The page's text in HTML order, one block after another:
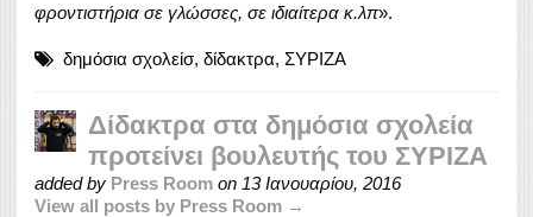
φροντιστήρια σε γλώσσες, σε ιδιαίτερα κ.λπ».
δημόσια σχολείσ, δίδακτρα, ΣΥΡΙΖΑ
Δίδακτρα στα δημόσια σχολεία
προτείνει βουλευτής του ΣΥΡΙΖΑ
added by Press Room on 13 Ιανουαρίου, 2016
View all posts by Press Room →